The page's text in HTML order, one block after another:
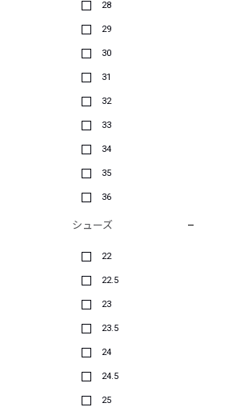
28
29
30
31
32
33
34
35
36
シューズ
22
22.5
23
23.5
24
24.5
25